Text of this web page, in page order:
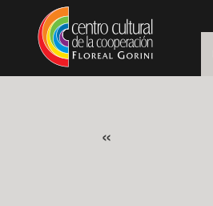
Pasar al contenido principal
Jump to main content
«